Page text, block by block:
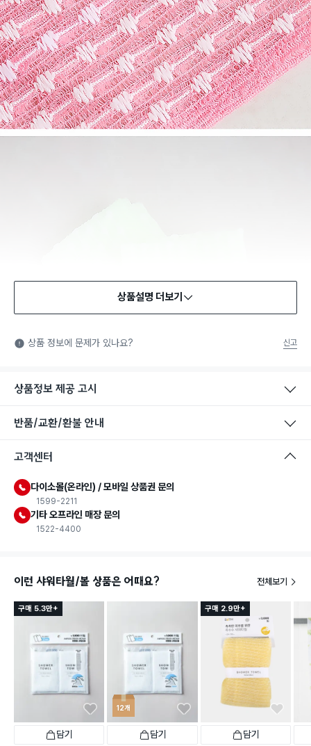
상품설명 더보기
상품 정보에 문제가 있나요? 신고
상품정보 제공 고시
반품/교환/환불 안내
고객센터
다이소몰(온라인) / 모바일 상품권 문의
1599-2211
기타 오프라인 매장 문의
1522-4400
이런 샤워타월/볼 상품은 어때요? 전체보기
구매 5.3만+
담기
12개
담기
구매 2.9만+
담기